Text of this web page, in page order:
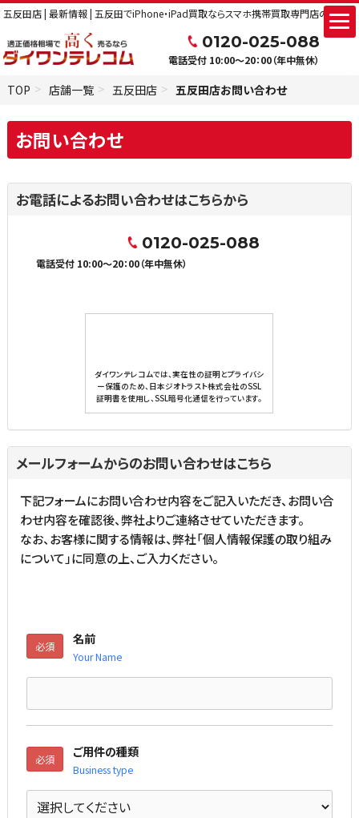
五反田店 | 最新情報 | 五反田でiPhone・iPad買取ならスマホ携帯買取専門店のダイワ
0120-025-088
電話受付 10:00～20：00（年中無休）
TOP 店舗一覧 五反田店 五反田店お問い合わせ
お問い合わせ
お電話によるお問い合わせはこちらから
0120-025-088
電話受付 10:00～20：00（年中無休）
ダイワンテレコムでは、実在性の証明とプライバシ
ー保護のため、日本ジオトラスト株式会社のSSL
証明書を使用し、SSL暗号化通信を行っています。
メールフォームからのお問い合わせはこちら
下記フォームにお問い合わせ内容をご記入いただき、お問い合
わせ内容を確認後、弊社よりご連絡させていただきます。
なお、お客様に関する情報は、弊社「個人情報保護の取り組み
について 」に同意の上、ご入力ください。
必須 名前
Your Name
必須 ご用件の種類
Business type